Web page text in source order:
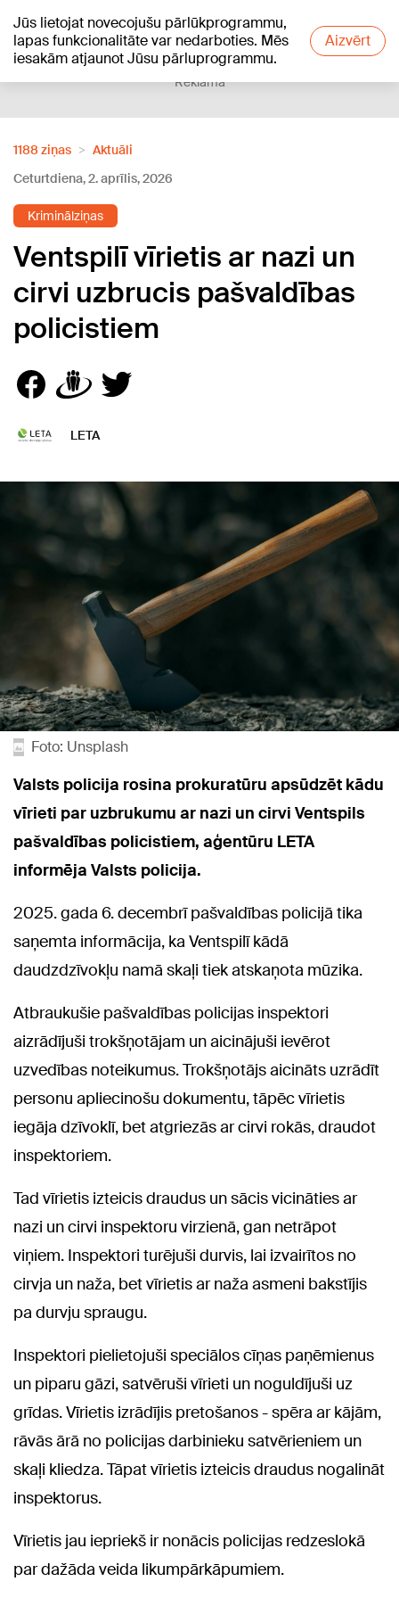
Jūs lietojat novecojušu pārlūkprogrammu,
lapas funkcionalitāte var nedarboties. Mēs
iesakām atjaunot Jūsu pārluprogrammu.
Aizvērt
+23°C
Reklāma
1188 ziņas
Aktuāli
Ceturtdiena, 2. aprīlis, 2026
Kriminālziņas
Ventspilī vīrietis ar nazi un
cirvi uzbrucis pašvaldības
policistiem
LETA
Foto: Unsplash
Valsts policija rosina prokuratūru apsūdzēt kādu
vīrieti par uzbrukumu ar nazi un cirvi Ventspils
pašvaldības policistiem, aģentūru LETA
informēja Valsts policija.
2025. gada 6. decembrī pašvaldības policijā tika
saņemta informācija, ka Ventspilī kādā
daudzdzīvokļu namā skaļi tiek atskaņota mūzika.
Atbraukušie pašvaldības policijas inspektori
aizrādījuši trokšņotājam un aicinājuši ievērot
uzvedības noteikumus. Trokšņotājs aicināts uzrādīt
personu apliecinošu dokumentu, tāpēc vīrietis
iegāja dzīvoklī, bet atgriezās ar cirvi rokās, draudot
inspektoriem.
Tad vīrietis izteicis draudus un sācis vicināties ar
nazi un cirvi inspektoru virzienā, gan netrāpot
viņiem. Inspektori turējuši durvis, lai izvairītos no
cirvja un naža, bet vīrietis ar naža asmeni bakstījis
pa durvju spraugu.
Inspektori pielietojuši speciālos cīņas paņēmienus
un piparu gāzi, satvēruši vīrieti un noguldījuši uz
grīdas. Vīrietis izrādījis pretošanos - spēra ar kājām,
rāvās ārā no policijas darbinieku satvērieniem un
skaļi kliedza. Tāpat vīrietis izteicis draudus nogalināt
inspektorus.
Vīrietis jau iepriekš ir nonācis policijas redzeslokā
par dažāda veida likumpārkāpumiem.